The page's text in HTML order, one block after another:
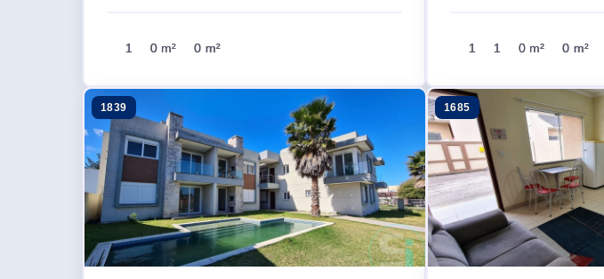
1 0 m² 0 m² 1 1 0 m² 0 m²
1839 1685